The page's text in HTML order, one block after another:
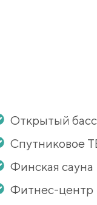
Открытый
Спутниковое
Финская сауна
Фитнес-центр